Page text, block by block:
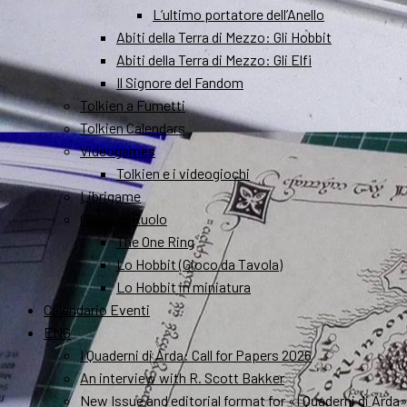
L’ultimo portatore dell’Anello
Abiti della Terra di Mezzo: Gli Hobbit
Abiti della Terra di Mezzo: Gli Elfi
Il Signore del Fandom
Tolkien a Fumetti
Tolkien Calendars
Videogames
Tolkien e i videogiochi
Librigame
Gioco di Ruolo
The One Ring
Lo Hobbit (Gioco da Tavola)
Lo Hobbit in miniatura
Calendario Eventi
ENG
I Quaderni di Arda: Call for Papers 2026
An interview with R. Scott Bakker
New Issue and editorial format for «I Quaderni di Arda»